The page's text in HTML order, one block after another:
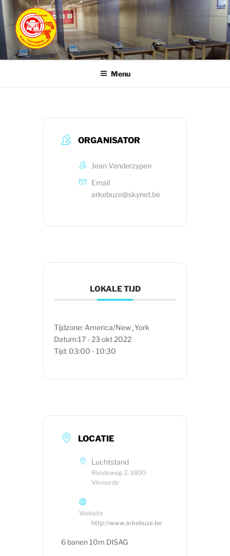
Ga
naar
de
inhoud
ARKEBUZE
Vilvoordse Schuttersvereniging
Menu
ORGANISATOR
Jean Vanderzypen
Email
arkebuze@skynet.be
LOKALE TIJD
Tijdzone: America/New_York
Datum:17 - 23 okt 2022
Tijd: 03:00 - 10:30
LOCATIE
Luchtstand
Rondeweg 2, 1800
Vilvoorde
Website
http://www.arkebuze.be
6 banen 10m DISAG